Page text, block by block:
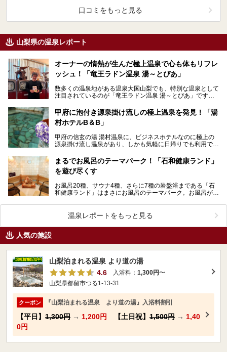
口コミをもっと見る
山梨県の温泉レポート
オーナーの情熱が生んだ極上温泉で心も体もリフレ
ッシュ！「竜王ラドン温泉 湯～とぴあ」
数多くの温泉地がある温泉大国山梨でも、特別な温泉として
注目されているのが「竜王ラドン温泉 湯～とぴあ」です。
甲府に泡付き源泉掛け流しの極上温泉を発見！「湯
村ホテルB＆B」
甲府の信玄の湯 湯村温泉に、ビジネスホテルなのに極上の
源泉掛け流し温泉があり、しかも気軽に日帰りでも利用でき
まるでお風呂のテーマパーク！「石和健康ランド」
を遊び尽くす
お風呂20種、サウナ4種、さらに7種の岩盤浴まである「石
和健康ランド」はまさにお風呂のテーマパーク。お風呂が多
温泉レポートをもっと見る
人気の施設
山梨泊まれる温泉 より道の湯
4.6
入浴料： 1,300円〜
山梨県都留市つる1-13-31
クーポン 『山梨泊まれる温泉 より道の湯』入浴料割引
【平日】 1,300円 → 1,200円 【土日祝】 1,500円 → 1,40
0円